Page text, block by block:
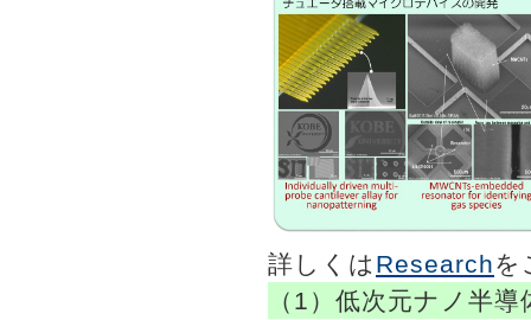
詳しくは Researchを
（1）低次元ナノ半